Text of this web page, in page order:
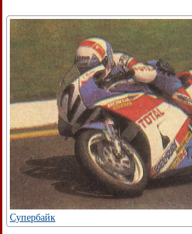
Супербайк